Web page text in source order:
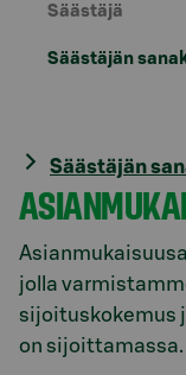
Säästäjä
Säästäjän
Säästäjän
jolla
sijoituskokemus
on sijoittamassa.